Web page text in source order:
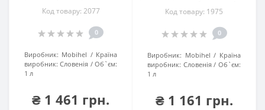
Код товару: 2077
0
Виробник: Mobihel
Країна
виробник: Словенія
Об`єм:
1 л
₴ 1 461 грн.
Код товару: 1975
0
Виробник: Mobihel
Країна
виробник: Словенія
Об`єм:
1 л
₴ 1 161 грн.